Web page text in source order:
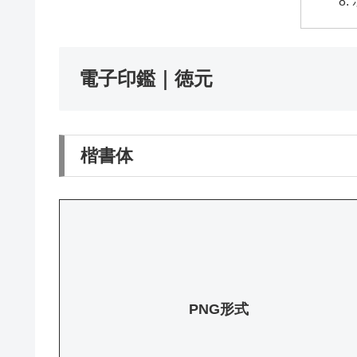
電子印鑑｜徳元
楷書体
PNG形式